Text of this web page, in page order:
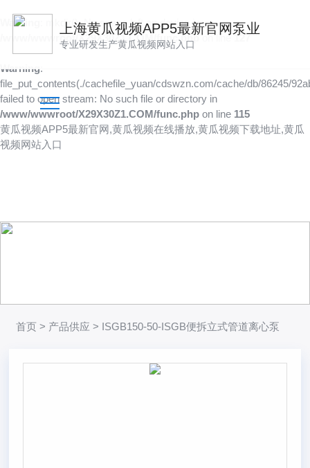
Warning
: mkdir(): No space left on device in
/www/wwwroot/X29X30Z1.COM/func.phpon line127
Warning:
file_put_contents(./cachefile_yuan/cdswzn.com/cache/db/86245/
failed to open stream: No such file or directory in
/www/wwwroot/X29X30Z1.COM/func.php on line 115
黄瓜视频APP5最新官网,黄瓜视频在线播放,黄瓜视频下载地址,黄瓜
视频网站入口
上海黄瓜视频APP5最新官网泵业
专业研发生产黄瓜视频网站入口
首页 > 产品供应 > ISGB150-50-ISGB便拆立式管道离心泵